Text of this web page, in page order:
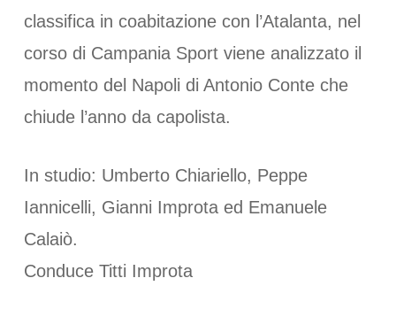
classifica in coabitazione con l’Atalanta, nel
corso di Campania Sport viene analizzato il
momento del Napoli di Antonio Conte che
chiude l’anno da capolista.
In studio: Umberto Chiariello, Peppe
Iannicelli, Gianni Improta ed Emanuele
Calaiò.
Conduce Titti Improta